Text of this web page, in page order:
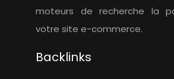
moteurs de recherche la
votre site e-commerce.
Backlinks